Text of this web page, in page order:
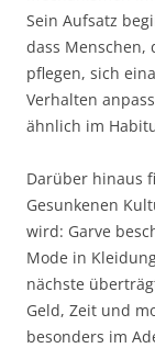
Sein Aufsatz
dass Menschen,
pflegen, sich
Verhalten
ähnlich im
Darüber hinaus
Gesunkenen
wird: Garve
Mode in
nächste
Geld, Zeit und
besonders im